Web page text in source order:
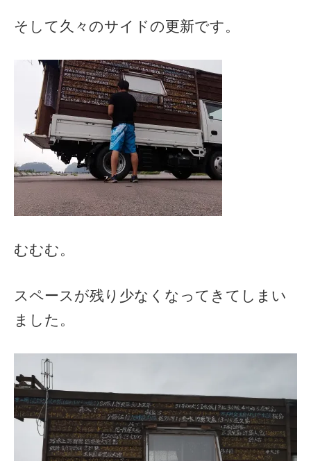
そして久々のサイドの更新です。
むむむ。
スペースが残り少なくなってきてしまい
ました。